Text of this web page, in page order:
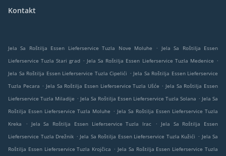
Kontakt
Jela Sa Roštilja Essen Lieferservice Tuzla Nove Moluhe .
Jela Sa Roštilja Essen
Lieferservice Tuzla Stari grad . Jela Sa Roštilja Essen Lieferservice Tuzla Medenice .
Jela Sa Roštilja Essen Lieferservice Tuzla Cipelići . Jela Sa Roštilja Essen Lieferservice
Tuzla Pecara . Jela Sa Roštilja Essen Lieferservice Tuzla Ušće . Jela Sa Roštilja Essen
Lieferservice Tuzla Miladije . Jela Sa Roštilja Essen Lieferservice Tuzla Solana . Jela Sa
Roštilja Essen Lieferservice Tuzla Moluhe . Jela Sa Roštilja Essen Lieferservice Tuzla
Kreka
. Jela Sa Roštilja Essen Lieferservice Tuzla Irac .
Jela Sa Roštilja Essen
Lieferservice Tuzla Drežnik . Jela Sa Roštilja Essen Lieferservice Tuzla Kužići . Jela Sa
Roštilja Essen Lieferservice Tuzla Krojčica . Jela Sa Roštilja Essen Lieferservice Tuzla